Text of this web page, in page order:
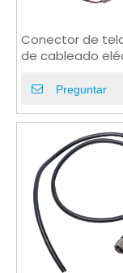
Conector de
de cableado
Preguntar